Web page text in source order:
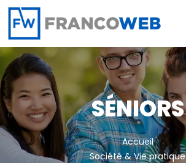
Panneau de gestion des cookies
SÉNIORS
Accueil
Société & Vie pratique